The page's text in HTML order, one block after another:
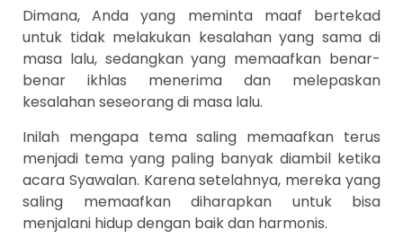
Dimana, Anda yang meminta maaf bertekad
untuk tidak melakukan kesalahan yang sama di
masa lalu, sedangkan yang memaafkan benar-
benar ikhlas menerima dan melepaskan
kesalahan seseorang di masa lalu.
Inilah mengapa tema saling memaafkan terus
menjadi tema yang paling banyak diambil ketika
acara Syawalan. Karena setelahnya, mereka yang
saling memaafkan diharapkan untuk bisa
menjalani hidup dengan baik dan harmonis.